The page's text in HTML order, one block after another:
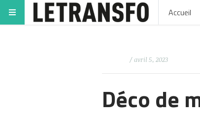
Accueil
/ avril 5, 2023
Déco de